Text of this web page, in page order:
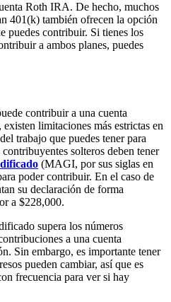
Roth IRA. De hecho, muchos
401(k) también ofrecen la opción
puedes contribuir. Si tienes los
a ambos planes, puedes
contribuir a una cuenta
limitaciones más estrictas en
trabajo que puedes tener para
solteros deben tener
(MAGI, por sus siglas en
poder contribuir. En el caso de
su declaración de forma
a $228,000.
supera los números
a una cuenta
Sin embargo, es importante tener
pueden cambiar, así que es
frecuencia para ver si hay